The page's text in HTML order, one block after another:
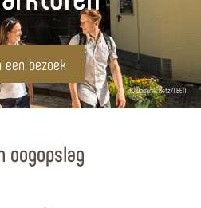
© Dominik Ketz/TBEN
een bezoek
oogopslag